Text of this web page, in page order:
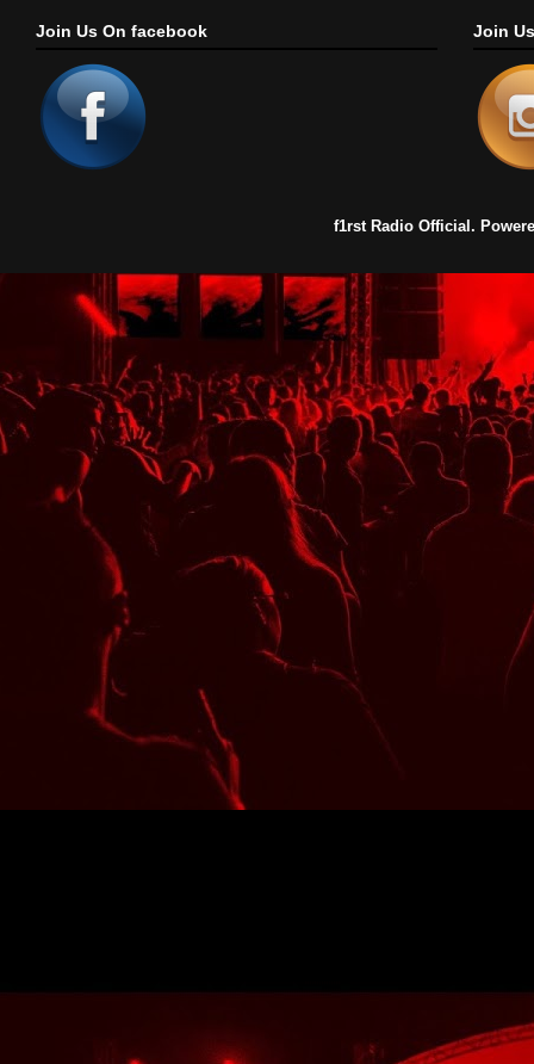
Join Us On facebook Join
f1rst Radio Official.